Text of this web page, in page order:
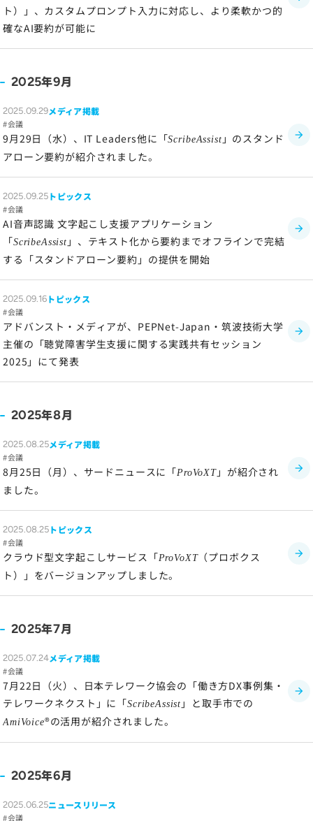
ト）」、カスタムプロンプト入力に対応し、より柔軟かつ的
確なAI要約が可能に
2025年9月
2025.09.29メディア掲載
会議
9月29日（水）、IT Leaders他に「ScribeAssist 」のスタンド
アローン要約が紹介されました。
2025.09.25 トピックス
会議
AI音声認識 文字起こし支援アプリケーション
「ScribeAssist 」、テキスト化から要約までオフラインで完結
する「スタンドアローン要約」の提供を開始
2025.09.16 トピックス
会議
アドバンスト・メディアが、PEPNet-Japan・筑波技術大学
主催の「聴覚障害学生支援に関する実践共有セッション
2025」にて発表
2025年8月
2025.08.25メディア掲載
会議
8月25日（月）、サードニュースに「ProVoXT」が紹介され
ました。
2025.08.25 トピックス
会議
クラウド型文字起こしサービス「ProVoXT（プロボクス
ト）」をバージョンアップしました。
2025年7月
2025.07.24メディア掲載
会議
7月22日（火）、日本テレワーク協会の「働き方DX事例集・
テレワークネクスト」に「ScribeAssist 」と取手市での
AmiVoice®の活用が紹介されました。
2025年6月
2025.06.25ニュースリリース
会議